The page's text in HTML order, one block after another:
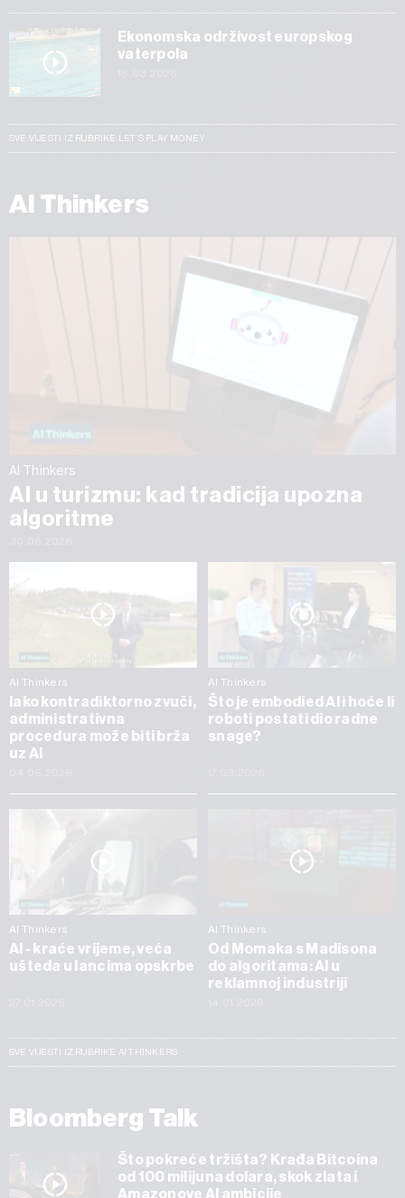
Ekonomska održivost europskog
vaterpola
SVE VIJESTI IZ RUBRIKE LET’S PLAY MONEY
AI Thinkers
AI Thinkers
AI u turizmu: kad tradicija upozna
algoritme
AI Thinkers
Iako kontradiktorno zvuči,
administrativna
procedura može biti brža
uz AI
AI Thinkers
Što je embodied AI i hoće li
roboti postati dio radne
snage?
AI Thinkers
AI - kraće vrijeme, veća
ušteda u lancima opskrbe
AI Thinkers
Od Momaka s Madisona
do algoritama: AI u
reklamnoj industriji
SVE VIJESTI IZ RUBRIKE AI THINKERS
Bloomberg Talk
Što pokreće tržišta? Krađa Bitcoina
od 100 milijuna dolara, skok zlata i
Amazonove AI ambicije